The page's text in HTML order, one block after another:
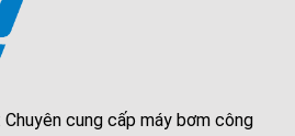
cung cấp máy bơm công